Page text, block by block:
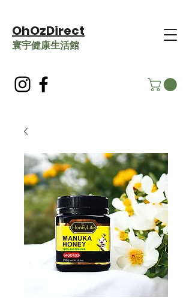
OhOzDirect
​寰宇健康生活館